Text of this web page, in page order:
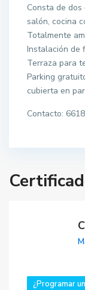
Consta de
salón, cocina
Totalmente
Instalación de
Terraza para
Parking
cubierta en
Contacto:
¿Programar